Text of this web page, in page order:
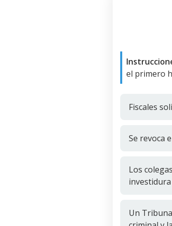
el primero
Fiscales
Se revoca
Los
investidura
Un